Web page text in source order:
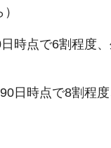
時点で6割程度
日時点で8割程